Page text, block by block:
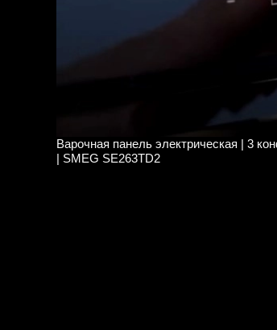
Варочная панель электрическая | 3
| SMEG SE263TD2